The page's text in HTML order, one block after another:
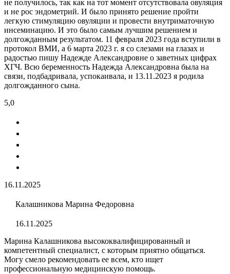
не получилось, так как на тот момент отсутствовала овуляция
и не рос эндометрий. И было принято решение пройти
легкую стимуляцию овуляции​ и провести внутриматочную
инсеминацию​. И это было самым лучшим решением и
долгожданным результатом. 11 февраля 2023 года вступили в
протокол ВМИ, а 6 марта 2023 г. я со слезами на глазах и
радостью пишу Надежде Александровне о заветных цифрах
ХГЧ. Всю беременность Надежда Александровна была на
связи, подбадривала, успокаивала, и 13.11.2023 я родила
долгожданного сына.
5,0
16.11.2025
Калашникова Марина Федоровна
16.11.2025
Марина Калашникова высококвалифицированный и
компетентный специалист, с которым приятно общаться.
Могу смело рекомендовать ее всем, кто ищет
профессиональную медицинскую помощь.